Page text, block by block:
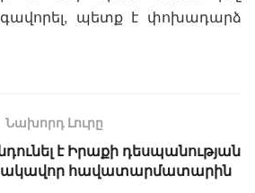
պետք է փոխադարձ
Նախորդ Լուրը
է Իրաքի դեսպանության
հավատարմատարին